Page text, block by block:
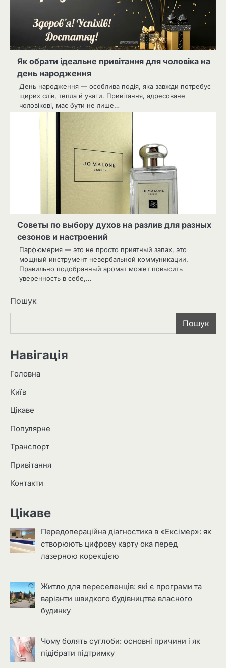
Як обрати ідеальне привітання для чоловіка на
день народження
День народження — особлива подія, яка завжди потребує
щирих слів, тепла й уваги. Привітання, адресоване
чоловікові, має бути не лише…
Советы по выбору духов на разлив для разных
сезонов и настроений
Парфюмерия — это не просто приятный запах, это
мощный инструмент невербальной коммуникации.
Правильно подобранный аромат может повысить
уверенность в себе,…
Пошук
Пошук
Навігація
Головна
Київ
Цікаве
Популярне
Транспорт
Привітання
Контакти
Цікаве
Передопераційна діагностика в «Ексімер»: як
створюють цифрову карту ока перед
лазерною корекцією
Житло для переселенців: які є програми та
варіанти швидкого будівництва власного
будинку
Чому болять суглоби: основні причини і як
підібрати підтримку